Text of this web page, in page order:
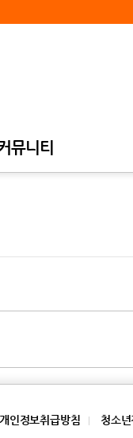
뮤니티
개인정보취급방침 청소